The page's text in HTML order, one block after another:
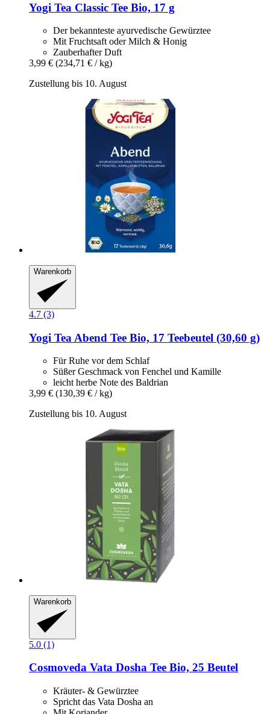
Yogi Tea Classic Tee Bio, 17 g
Der bekannteste ayurvedische Gewürztee
Mit Fruchtsaft oder Milch & Honig
Zauberhafter Duft
3,99 € (234,71 € / kg)
Zustellung bis 10. August
Warenkorb
4.7 (3)
Yogi Tea Abend Tee Bio, 17 Teebeutel (30,60 g)
Für Ruhe vor dem Schlaf
Süßer Geschmack von Fenchel und Kamille
leicht herbe Note des Baldrian
3,99 € (130,39 € / kg)
Zustellung bis 10. August
Warenkorb
5.0 (1)
Cosmoveda Vata Dosha Tee Bio, 25 Beutel
Kräuter- & Gewürztee
Spricht das Vata Dosha an